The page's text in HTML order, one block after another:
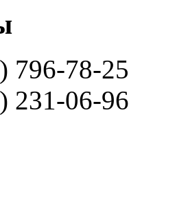
796-78-25
231-06-96